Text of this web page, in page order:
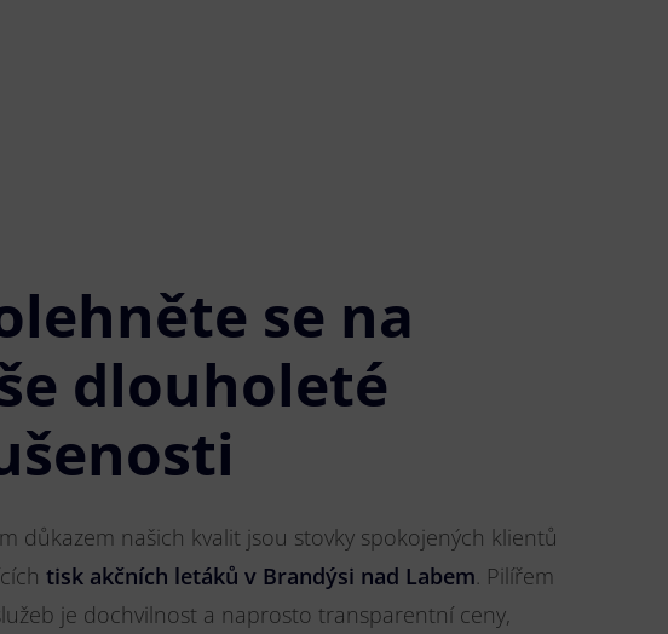
se na
dlouholeté
důkazem našich kvalit jsou stovky spokojených klientů
tisk akčních letáků v Brandýsi nad Labem. Pilířem
je dochvilnost a naprosto transparentní ceny,